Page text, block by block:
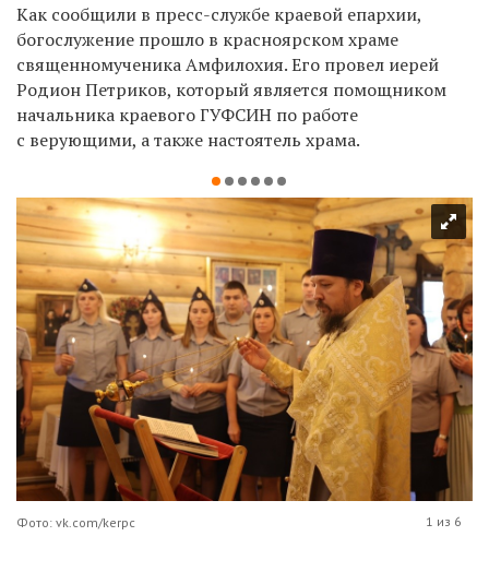
Как сообщили в пресс-службе краевой епархии,
богослужение прошло в красноярском храме
священномученика Амфилохия. Его провел иерей
Родион Петриков, который является помощником
начальника краевого ГУФСИН по работе
с верующими, а также настоятель храма.
Фото: vk.com/kerpc 1 из 6